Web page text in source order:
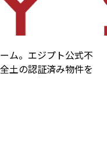
ム。エジプト公式不
土の認証済み物件を